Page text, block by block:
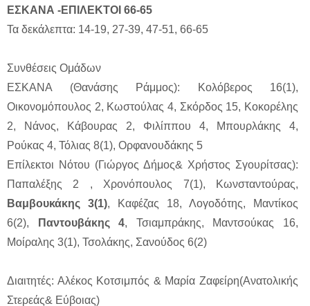
ΕΣΚΑΝΑ -ΕΠΙΛΕΚΤΟΙ 66-65
Τα δεκάλεπτα: 14-19, 27-39, 47-51, 66-65
Συνθέσεις Ομάδων
ΕΣΚΑΝΑ (Θανάσης Ράμμος): Κολόβερος 16(1),
Οικονομόπουλος 2, Κωστούλας 4, Σκόρδος 15, Κοκορέλης
2, Νάνος, Κάβουρας 2, Φιλίππου 4, Μπουρλάκης 4,
Ρούκας 4, Τόλιας 8(1), Ορφανουδάκης 5
Επίλεκτοι Νότου (Γιώργος Δήμος& Χρήστος Σγουρίτσας):
Παπαλέξης 2 , Χρονόπουλος 7(1), Κωνσταντούρας,
Βαμβουκάκης 3(1), Καφέζας 18, Λογοδότης, Μαντίκος
6(2),
Παντουβάκης 4, Τσιαμπράκης, Μαντσούκας 16,
Μοίραλης 3(1), Τσολάκης, Σανούδος 6(2)
Διαιτητές: Αλέκος Κοτσιμπός & Μαρία Ζαφείρη(Ανατολικής
Στερεάς& Εύβοιας)